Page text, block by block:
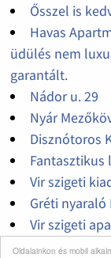
Oldalainkon és mobil
Ősszel is
Havas
üdülés nem
garantált.
Nádor u. 29
Nyár
Disznótoros
Fantasztikus
Vir szigeti
Gréti nyaraló
Vir szigeti
Kiadó 4 fős